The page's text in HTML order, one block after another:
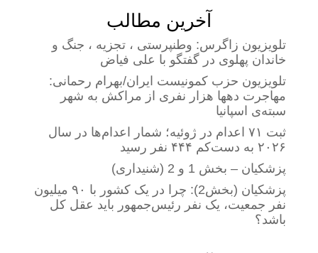
آخرین مطالب
تلویزیون زاگرس: وطنپرستی ، تجزیه ، جنگ و
خاندان پهلوی در گفتگو با علی فیاض
تلویزیون حزب کمونیست ایران/بهرام رحمانی:
مهاجرت دهها هزار نفری از مراکش به شهر
سبته‌ی اسپانیا
ثبت ۷۱ اعدام در ژوئیه؛ شمار اعدام‌ها در سال
۲۰۲۶ به دست‌کم ۴۴۴ نفر رسید
پزشکیان – بخش 1 و 2 (شنیداری)
پزشکیان (بخش2): چرا در یک کشور با ۹۰ میلیون
نفر جمعیت، یک نفر رئیس‌جمهور باید عقل کل
باشد؟